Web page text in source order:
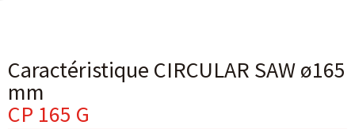
Caractéristique CIRCULAR SAW ø165
mm
CP 165 G